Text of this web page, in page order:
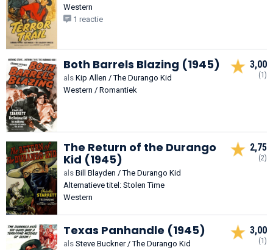
Western
1 reactie
Both Barrels Blazing (1945)
als Kip Allen / The Durango Kid
Western / Romantiek
3,00
(1)
The Return of the Durango
Kid (1945)
als Bill Blayden / The Durango Kid
Alternatieve titel: Stolen Time
Western
2,75
(2)
Texas Panhandle (1945)
als Steve Buckner / The Durango Kid
3,00
(1)